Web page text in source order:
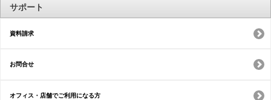
サポート
資料請求
お問合せ
オフィス・店舗でご利用になる方